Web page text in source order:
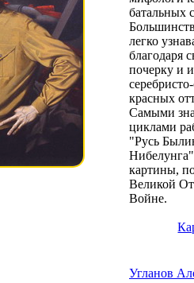
батальных
легко
благодаря
почерку и
красных
Самыми
циклами
"Русь
картины,
Великой
Войне.
Угланов